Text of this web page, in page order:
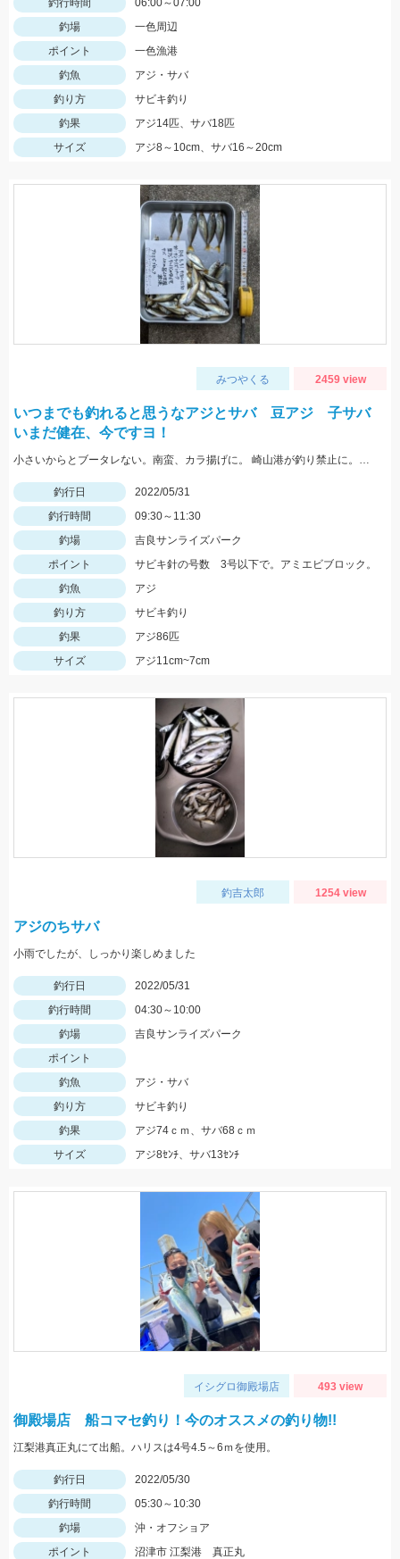
釣行時間
06:00～07:00
釣場
一色周辺
ポイント
一色漁港
釣魚
アジ・サバ
釣り方
サビキ釣り
釣果
アジ14匹、サバ18匹
サイズ
アジ8～10cm、サバ16～20cm
みつやくる 2459 view
いつまでも釣れると思うなアジとサバ 豆アジ 子サバ
いまだ健在、今ですヨ！
小さいからとブータレない。南蛮、カラ揚げに。 崎山港が釣り禁止に。地元の漁師さんの言、最低限のマナーは守りましょう
釣行日
2022/05/31
釣行時間
09:30～11:30
釣場
吉良サンライズパーク
ポイント
サビキ針の号数 3号以下で。アミエビブロック。
釣魚
アジ
釣り方
サビキ釣り
釣果
アジ86匹
サイズ
アジ11cm~7cm
釣吉太郎 1254 view
アジのちサバ
小雨でしたが、しっかり楽しめました
釣行日
2022/05/31
釣行時間
04:30～10:00
釣場
吉良サンライズパーク
ポイント
釣魚
アジ・サバ
釣り方
サビキ釣り
釣果
アジ74ｃｍ、サバ68ｃｍ
サイズ
アジ8ｾﾝﾁ、サバ13ｾﾝﾁ
イシグロ御殿場店 493 view
御殿場店 船コマセ釣り！今のオススメの釣り物!!
江梨港真正丸にて出船。ハリスは4号4.5～6ｍを使用。
釣行日
2022/05/30
釣行時間
05:30～10:30
釣場
沖・オフショア
ポイント
沼津市 江梨港 真正丸